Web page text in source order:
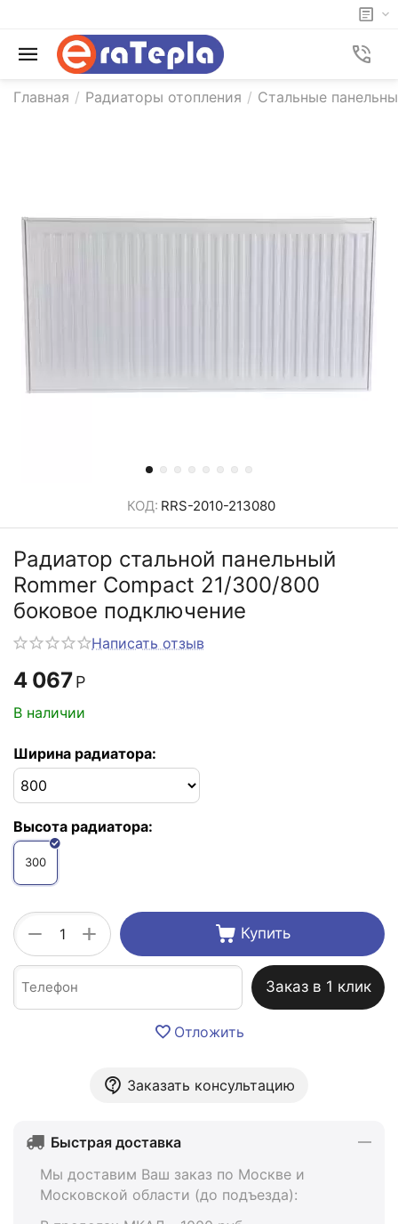
Главная / Радиаторы отопления / Стальные
КОД: RRS-2010-213080
Радиатор стальной панельный
Rommer Compact 21/300/800
боковое подключение
Написать отзыв
4 067 Р
В наличии
Ширина радиатора:
Высота радиатора:
300
+
− Купить
Заказ в 1 клик
Отложить
Заказать консультацию
Быстрая доставка
Мы доставим Ваш заказ по Москве и
Московской области (до подъезда):